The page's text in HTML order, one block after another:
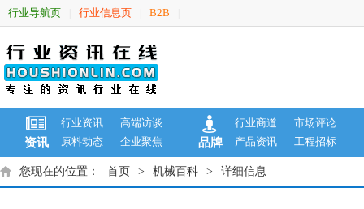
行业导航页 行业信息页 B2B
资讯
行业资讯
高端访谈
原料动态
企业聚焦 品牌
行业商道
市场评论
产品资讯
工程招标
您现在的位置： 首页 > 机械百科 > 详细信息